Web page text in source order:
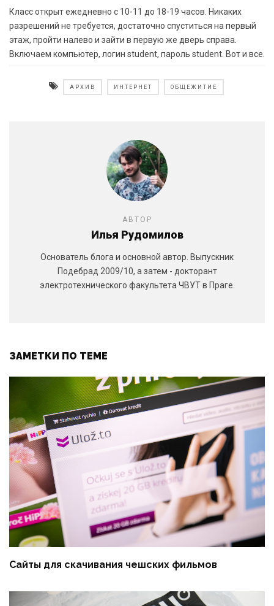
Класс открыт ежедневно с 10-11 до 18-19 часов. Никаких
разрешений не требуется, достаточно спуститься на первый
этаж, пройти налево и зайти в первую же дверь справа.
Включаем компьютер, логин student, пароль student. Вот и все.
АРХИВ ИНТЕРНЕТ ОБЩЕЖИТИЕ
АВТОР
Илья Рудомилов
Основатель блога и основной автор. Выпускник
Подебрад 2009/10, а затем - докторант
электротехнического факультета ЧВУТ в Праге.
ЗАМЕТКИ ПО ТЕМЕ
Сайты для скачивания чешских фильмов